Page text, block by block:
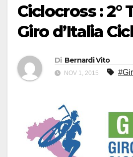
Ciclocross : 2°
Giro d’Italia
Di Bernardi Vito
NOV 1, 2015